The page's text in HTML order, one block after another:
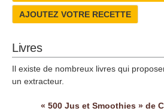
AJOUTEZ VOTRE RECETTE
Livres
Il existe de nombreux livres qui
un extracteur.
« 500 Jus et Smoothies » de